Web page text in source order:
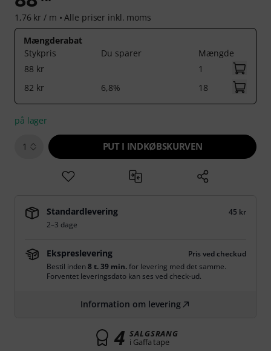
1,76 kr / m • Alle priser inkl. moms
Mængderabat
Stykpris
Du sparer
Mængde
88 kr
1
82 kr
6,8% 18
på lager
1 PUT I INDKØBSKURVEN
Standardlevering
45 kr
2–3 dage
Ekspreslevering
Pris ved checkud
Bestil inden8 t. 39 min.for levering med det samme.
Forventet leveringsdato kan ses ved check-ud.
Information om levering
4 SALGSRANG
i Gaffa tape